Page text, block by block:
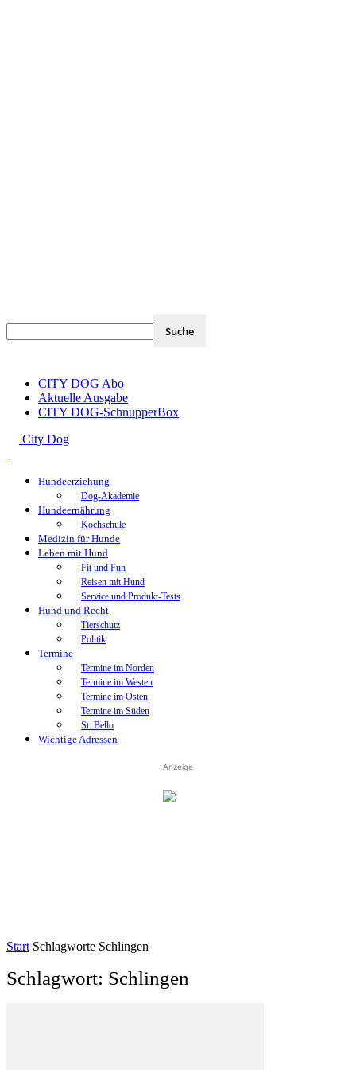
CITY DOG Abo
Aktuelle Ausgabe
CITY DOG-SchnupperBox
City Dog
Hundeerziehung
Dog-Akademie
Hundeernährung
Kochschule
Medizin für Hunde
Leben mit Hund
Fit und Fun
Reisen mit Hund
Service und Produkt-Tests
Hund und Recht
Tierschutz
Politik
Termine
Termine im Norden
Termine im Westen
Termine im Osten
Termine im Süden
St. Bello
Wichtige Adressen
Anzeige
Start Schlagworte Schlingen
Schlagwort: Schlingen